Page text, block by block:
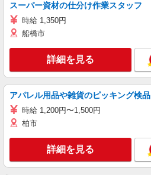
スーパー資材の仕分け作業スタッフ
時給 1,350円
船橋市
詳細を見る
アパレル用品や雑貨のピッキング検品
時給 1,200円〜1,500円
柏市
詳細を見る